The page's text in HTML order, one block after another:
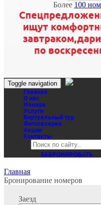
Более 100
ищут
по
Toggle navigation
Главная
O нас
Номера
Услуги
Виртуальный тур
Фотогалерея
Акции
Контакты
ЗАБРОНИРОВАТЬ
Главная
Бронирование номеров
Заезд